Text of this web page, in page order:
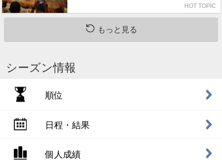
HOT TOPIC
もっと見る
シーズン情報
順位
日程・結果
個人成績